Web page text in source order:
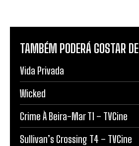
TAMBÉM PODERÁ GOSTAR DE
Vida Privada
Wicked
Crime À Beira-Mar T1 – TVCine
Sullivan’s Crossing T4 – TVCine